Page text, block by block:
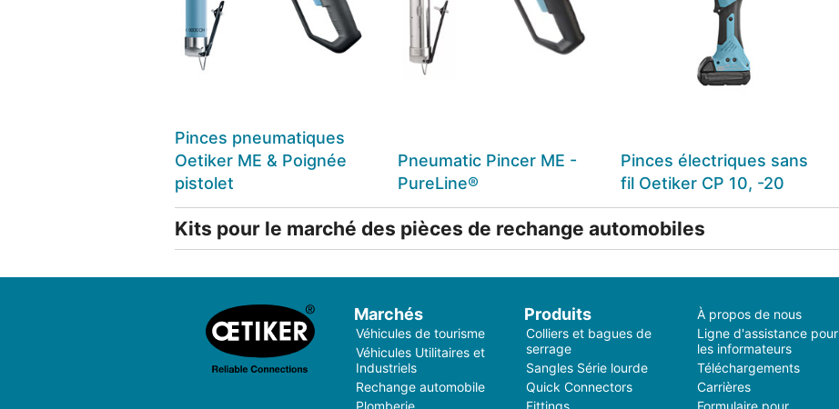
Pinces pneumatiques
Oetiker ME & Poignée
pistolet
Pneumatic Pincer ME -
PureLine®
Pinces électriques sans
fil Oetiker CP 10, -20
Kits pour le marché des pièces de rechange automobiles
Marchés
Véhicules de tourisme
Véhicules Utilitaires et
Industriels
Rechange automobile
Plomberie
Produits
Colliers et bagues de
serrage
Sangles Série lourde
Quick Connectors
Fittings
À propos de nous
Ligne d'assistance pour
les informateurs
Téléchargements
Carrières
Formulaire pour